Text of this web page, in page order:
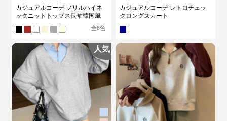
カジュアルコーデ フリルハイネ
ックニットトップス長袖韓国風
全8色
カジュアルコーデ レトロチェッ
クロングスカート
人気